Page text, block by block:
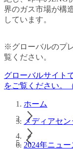
界のガス市場が構
しています。
※グローバルのプ
覧ください。
グローバルサイト
をご覧ください。
ホーム
メディアセン
2024年ニュ